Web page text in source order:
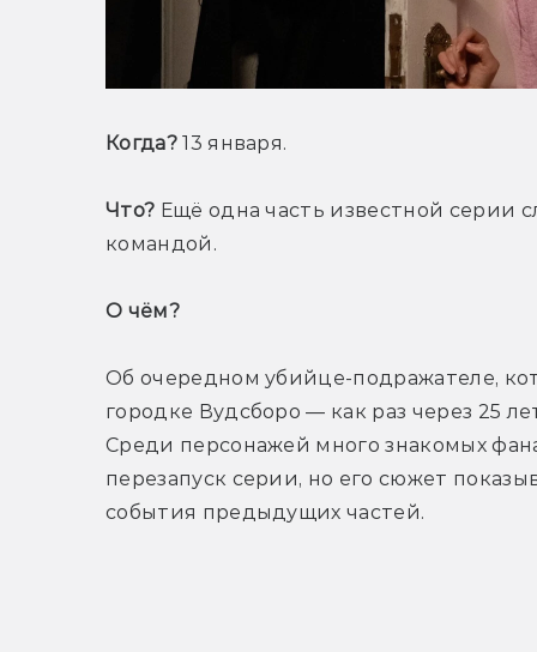
Когда? 13 января.
Что? Ещё одна часть известной серии
командой.
О чём?
Об очередном убийце-подражателе,
городке Вудсборо — как раз через 25
Среди персонажей много знакомых
перезапуск серии, но его сюжет
события предыдущих частей.